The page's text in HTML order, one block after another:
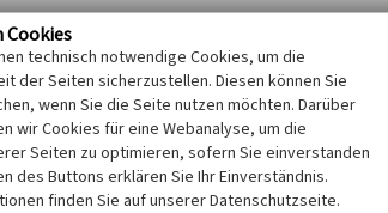
1813/1814. Hier in Kaub fand nämlich zum
General-Feldmarschalls Gebhard
führte Blücher seine 50.000 Mann starke
der anderen Rheinseite wurden durch diesen
werden. Ein weiteres Eduventure kann
Cookies
technisch notwendige Cookies, um die
der Seiten sicherzustellen. Diesen können Sie
wenn Sie die Seite nutzen möchten. Darüber
wir Cookies für eine Webanalyse, um die
Seiten zu optimieren, sofern Sie einverstanden
des Buttons erklären Sie Ihr Einverständnis.
finden Sie auf unserer Datenschutzseite.